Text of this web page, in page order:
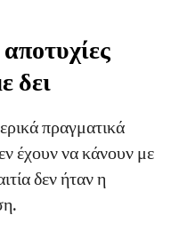
δει
πραγματικά
έχουν να κάνουν με
δεν ήταν η